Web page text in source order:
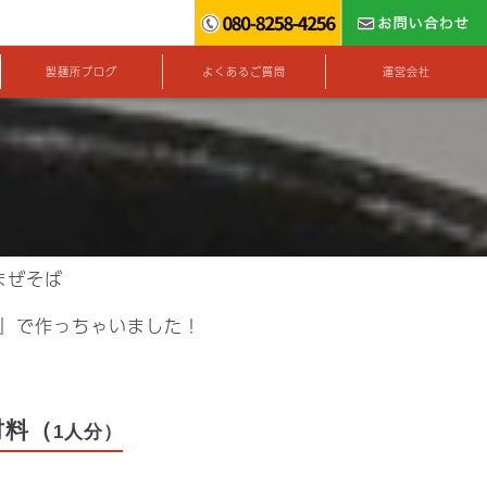
製麺所ブログ よくあるご質問 運営会社
そば
で作っちゃいました！
（ 1人分）